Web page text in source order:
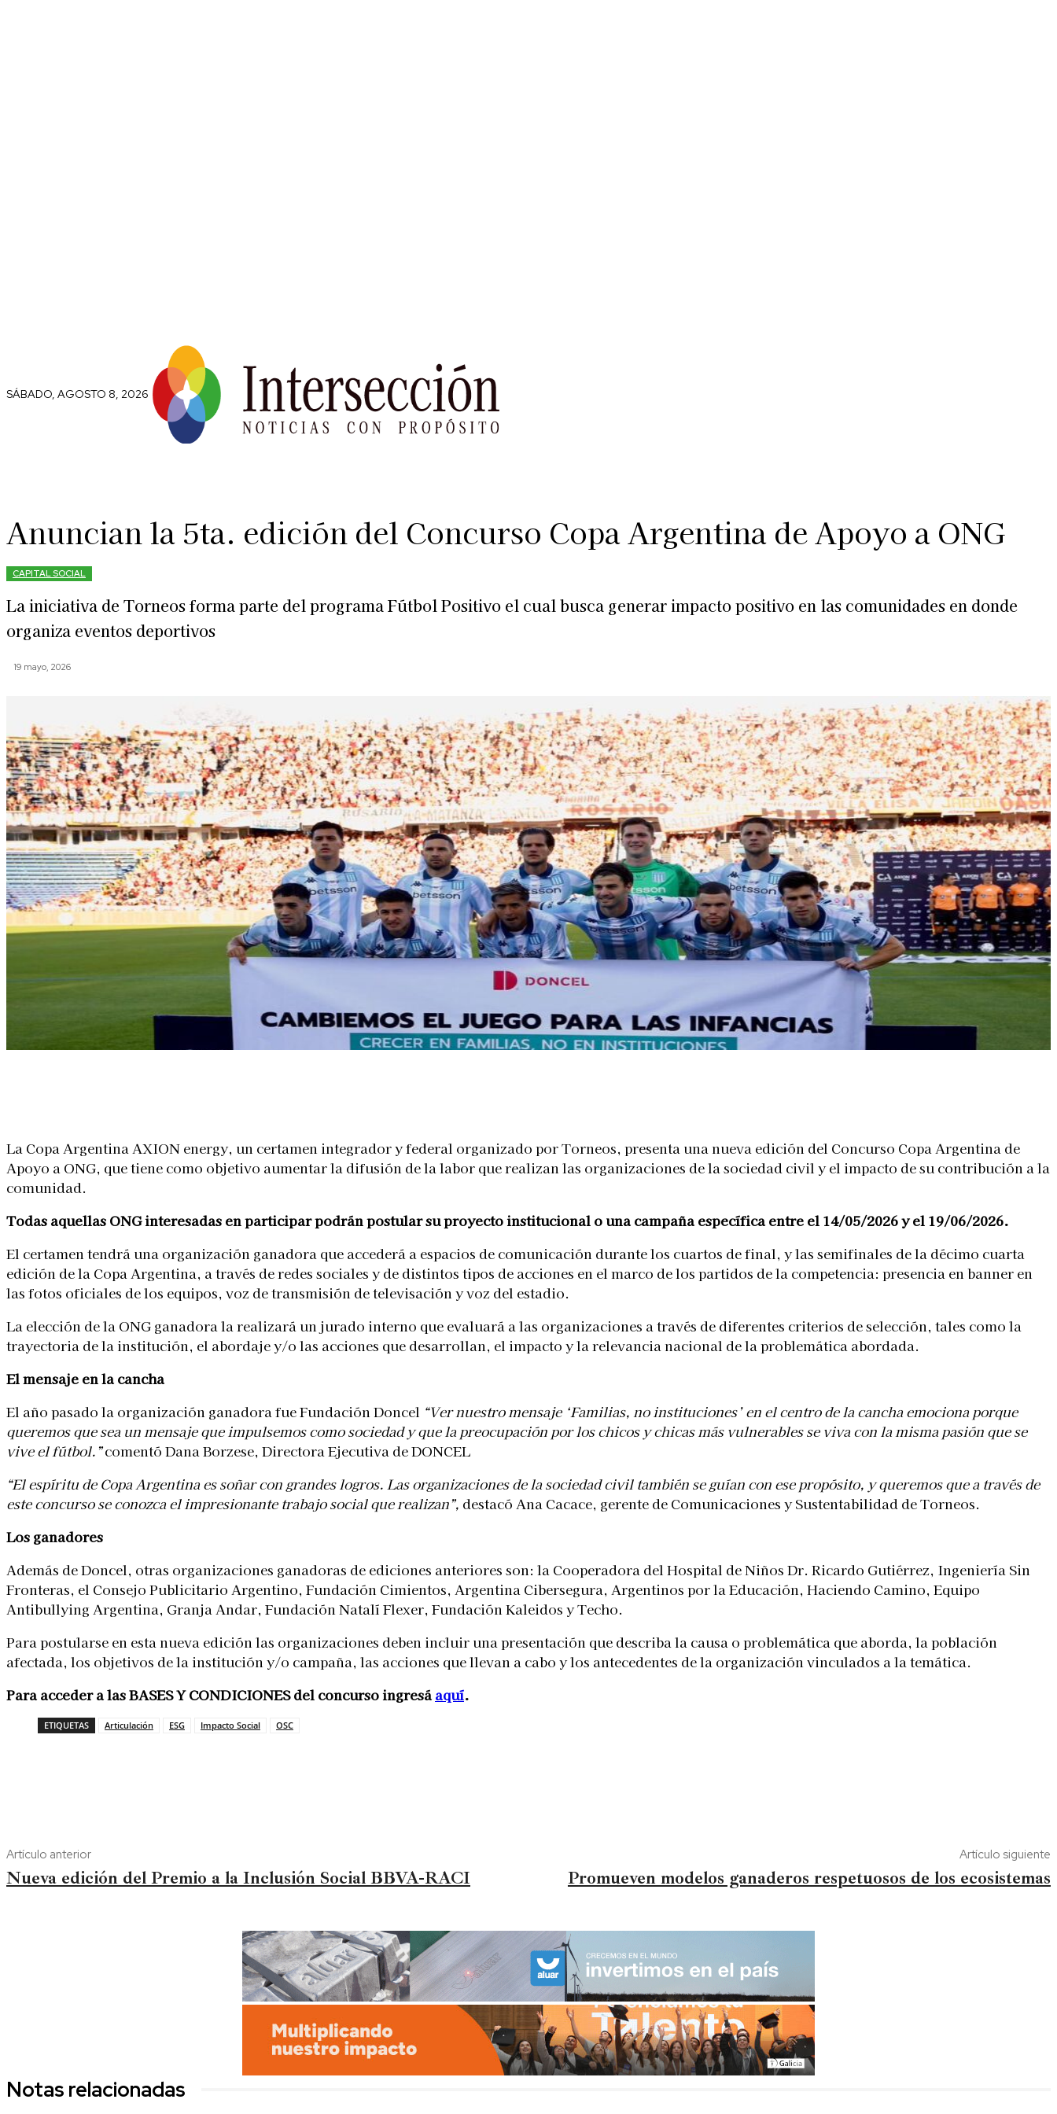
SÁBADO, AGOSTO 8, 2026
Anuncian la 5ta. edición del Concurso Copa Argentina de Apoyo a ONG
CAPITAL SOCIAL
La iniciativa de Torneos forma parte del programa Fútbol Positivo el cual busca generar impacto positivo en las comunidades en donde
organiza eventos deportivos
19 mayo, 2026
La Copa Argentina AXION energy, un certamen integrador y federal organizado por Torneos, presenta una nueva edición del Concurso Copa Argentina de
Apoyo a ONG, que tiene como objetivo aumentar la difusión de la labor que realizan las organizaciones de la sociedad civil y el impacto de su contribución a la
comunidad.
Todas aquellas ONG interesadas en participar podrán postular su proyecto institucional o una campaña específica entre el 14/05/2026 y el 19/06/2026.
El certamen tendrá una organización ganadora que accederá a espacios de comunicación durante los cuartos de final, y las semifinales de la décimo cuarta
edición de la Copa Argentina, a través de redes sociales y de distintos tipos de acciones en el marco de los partidos de la competencia: presencia en banner en
las fotos oficiales de los equipos, voz de transmisión de televisación y voz del estadio.
La elección de la ONG ganadora la realizará un jurado interno que evaluará a las organizaciones a través de diferentes criterios de selección, tales como la
trayectoria de la institución, el abordaje y/o las acciones que desarrollan, el impacto y la relevancia nacional de la problemática abordada.
El mensaje en la cancha
El año pasado la organización ganadora fue Fundación Doncel “Ver nuestro mensaje ‘Familias, no instituciones’ en el centro de la cancha emociona porque
queremos que sea un mensaje que impulsemos como sociedad y que la preocupación por los chicos y chicas más vulnerables se viva con la misma pasión que se
vive el fútbol.”comentó Dana Borzese, Directora Ejecutiva de DONCEL
“El espíritu de Copa Argentina es soñar con grandes logros. Las organizaciones de la sociedad civil también se guían con ese propósito, y queremos que a través de
este concurso se conozca el impresionante trabajo social que realizan”, destacó Ana Cacace, gerente de Comunicaciones y Sustentabilidad de Torneos.
Los ganadores
Además de Doncel, otras organizaciones ganadoras de ediciones anteriores son: la Cooperadora del Hospital de Niños Dr. Ricardo Gutiérrez, Ingeniería Sin
Fronteras, el Consejo Publicitario Argentino, Fundación Cimientos, Argentina Cibersegura, Argentinos por la Educación, Haciendo Camino, Equipo
Antibullying Argentina, Granja Andar, Fundación Natalí Flexer, Fundación Kaleidos y Techo.
Para postularse en esta nueva edición las organizaciones deben incluir una presentación que describa la causa o problemática que aborda, la población
afectada, los objetivos de la institución y/o campaña, las acciones que llevan a cabo y los antecedentes de la organización vinculados a la temática.
Para acceder a las BASES Y CONDICIONES del concurso ingresáaquí.
ETIQUETAS Articulación ESG Impacto Social OSC
Artículo anterior
Nueva edición del Premio a la Inclusión Social BBVA-RACI
Artículo siguiente
Promueven modelos ganaderos respetuosos de los ecosistemas
Notas relacionadas